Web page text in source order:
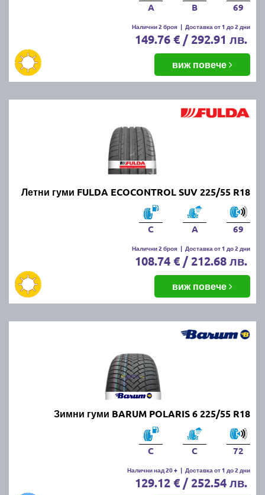
A B 69
Налични 2 броя | Доставка от 1 до 2 дни
149.76 € / 292.91 лв.
виж повече
Летни гуми FULDA ECOCONTROL SUV 225/55 R18
C A 69
Налични 2 броя | Доставка от 1 до 2 дни
108.74 € / 212.68 лв.
виж повече
Зимни гуми BARUM POLARIS 6 225/55 R18
C C 72
Налични над 20 + | Доставка от 1 до 2 дни
129.12 € / 252.54 лв.